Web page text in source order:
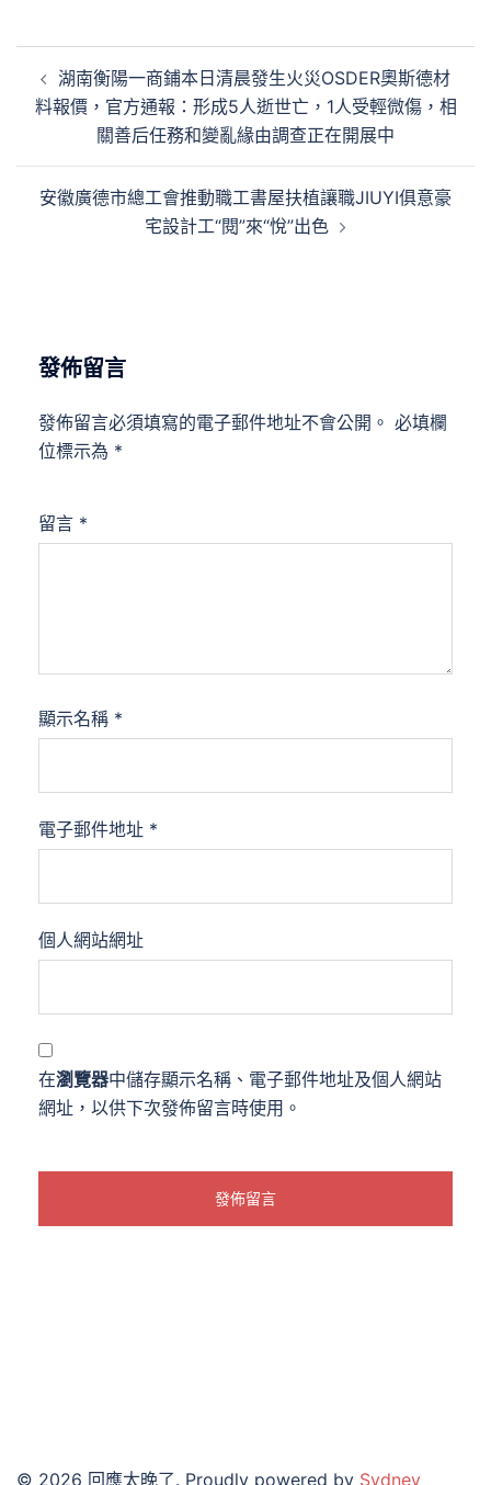
章
導
湖南衡陽一商鋪本日清晨發生火災OSDER奧斯德材
料報價，官方通報：形成5人逝世亡，1人受輕微傷，相
關善后任務和變亂緣由調查正在開展中
安徽廣德市總工會推動職工書屋扶植讓職JIUYI俱意豪
宅設計工“閱”來“悅”出色
發佈留言
發佈留言必須填寫的電子郵件地址不會公開。 必填欄
位標示為 *
留言 *
顯示名稱 *
電子郵件地址 *
個人網站網址
在瀏覽器中儲存顯示名稱、電子郵件地址及個人網站
網址，以供下次發佈留言時使用。
© 2026 回應太晚了. Proudly powered by Sydney